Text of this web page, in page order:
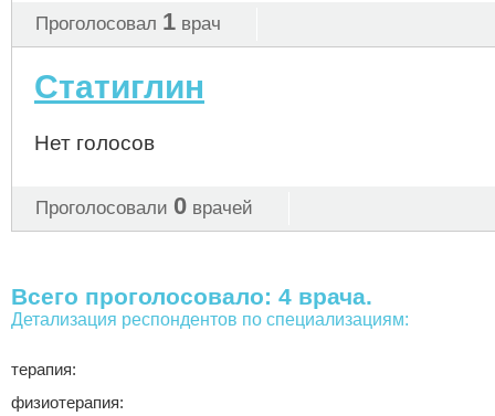
Проголосовал 1 врач
Статиглин
Нет голосов
Проголосовали 0 врачей
Всего проголосовало: 4 врача.
Детализация респондентов по специализациям:
терапия:
физиотерапия: